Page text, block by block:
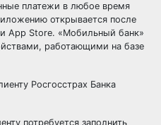
платежи в любое время
открывается после
App Store. «Мобильный банк»
работающими на базе
Росгосстрах Банка
потребуется заполнить